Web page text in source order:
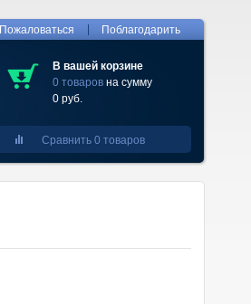
Пожаловаться Поблагодарить
В вашей корзине
0 товаров на сумму
0 руб.
Сравнить 0 товаров